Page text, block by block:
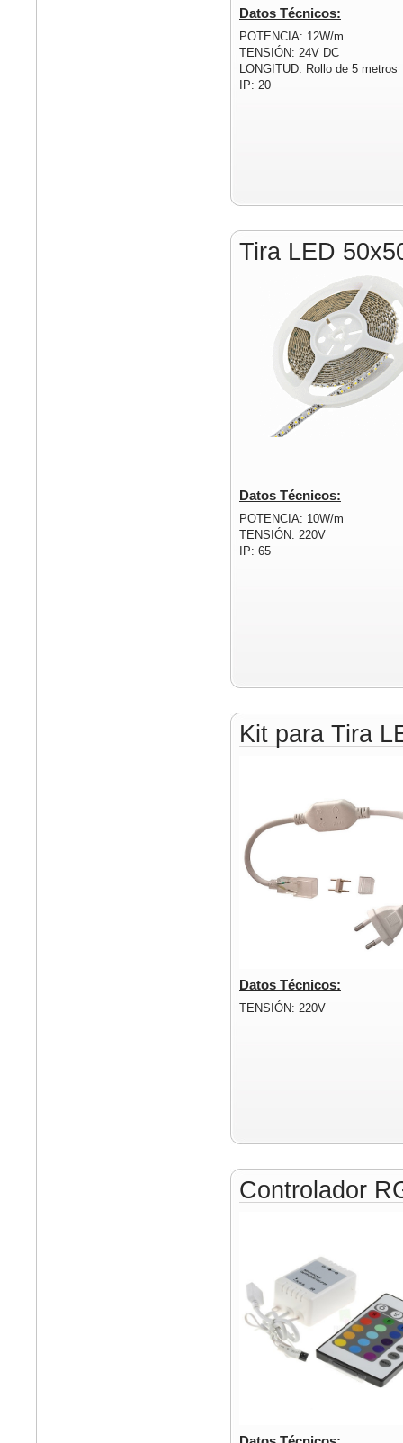
Datos Técnicos:
POTENCIA: 12W/m
TENSIÓN: 24V DC
LONGITUD: Rollo de 5 metros
IP: 20
Tira LED
Datos Técnicos:
POTENCIA: 10W/m
TENSIÓN: 220V
IP: 65
Kit para Tira
Datos Técnicos:
TENSIÓN: 220V
Controlador